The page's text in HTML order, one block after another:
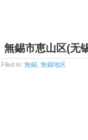
無錫市恵山区(无
Filed in: 無錫 無錫地区